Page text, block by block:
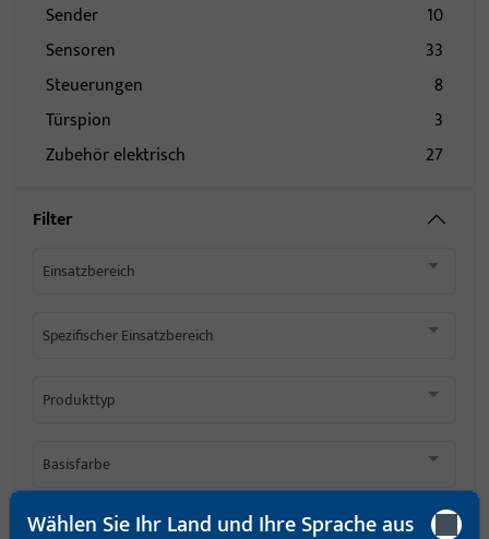
Sender
10
Sensoren
33
Steuerungen
8
Türspion
3
Zubehör elektrisch
27
Filter
Einsatzbereich
Spezifischer Einsatzbereich
Produkttyp
Basisfarbe
Wählen Sie Ihr Land und Ihre Sprache aus